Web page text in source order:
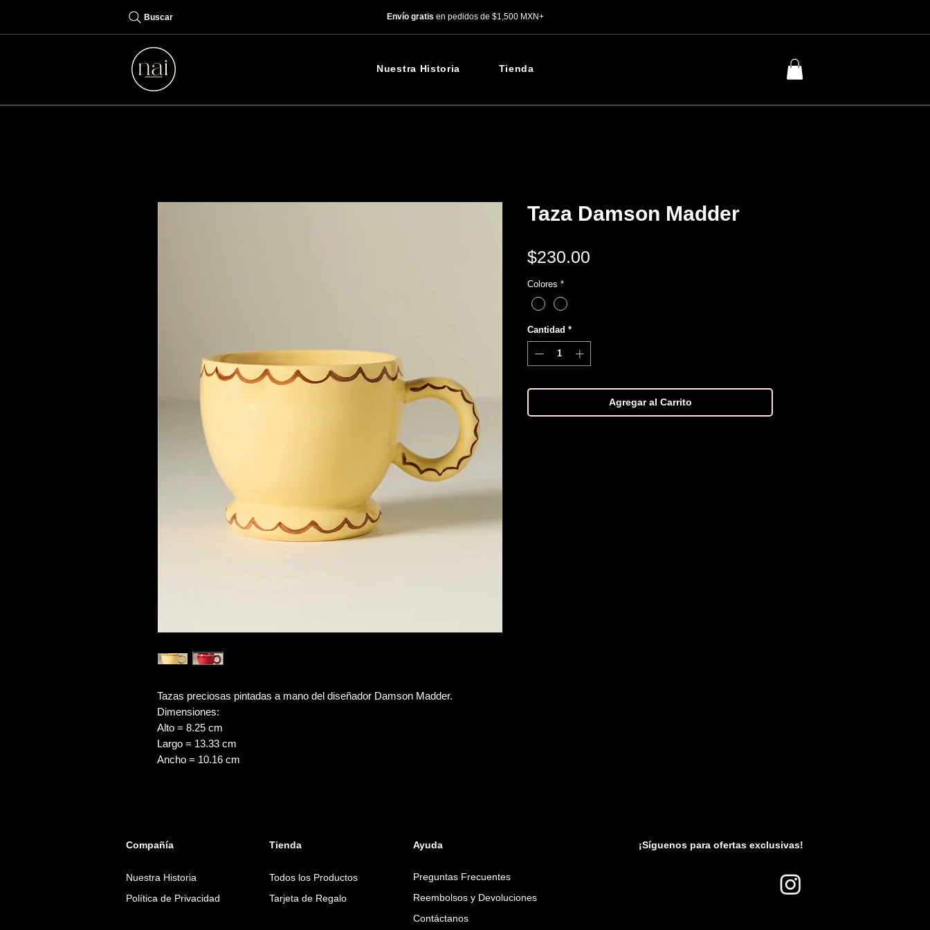
Buscar Envío gratis en pedidos de $1,500 MXN+
Nuestra Historia Tienda
Tazas preciosas pintadas a mano del diseñador Damson Madder.
Dimensiones:
Alto = 8.25 cm
Largo = 13.33 cm
Ancho = 10.16 cm
Taza Damson Madder
$230.00
Colores *
Cantidad *
Agregar al Carrito
Compañía
Nuestra Historia
Política de Privacidad
Tienda
Todos los Productos
Tarjeta de Regalo
Ayuda
Preguntas Frecuentes
Reembolsos y Devoluciones
Contáctanos
¡Síguenos para ofertas exclusivas!